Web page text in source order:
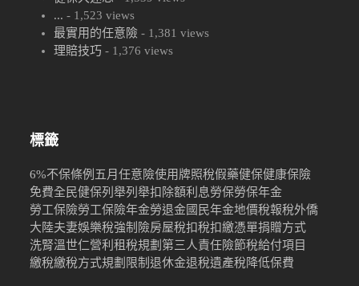
... - 1,523 views
最實用的任意險 - 1,381 views
理賠技巧 - 1,376 views
標籤
6%不保條例 五月任意險使用牌照稅假藥健保健康保險
免費全民健保列舉列舉扣除額利息勞保勞保年金
勞工保險勞工保險年金勞退金國民年金地價稅報稅外僑
大陸夫妻娛樂稅強制險房屋稅扣稅扣繳憑單捐贈方式
洗腎溫世仁營利租稅規劃 第三人責任險節稅給付項目
繳稅繳稅方式規劃限制退休金退稅遺產稅 降低保費